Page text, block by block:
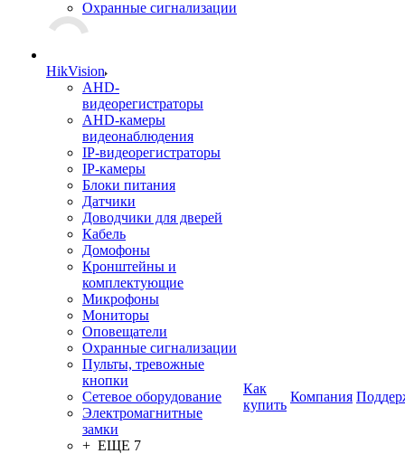
Охранные сигнализации
HikVision
AHD-
видеорегистраторы
AHD-камеры
видеонаблюдения
IP-видеорегистраторы
IP-камеры
Блоки питания
Датчики
Доводчики для дверей
Кабель
Домофоны
Кронштейны и
комплектующие
Микрофоны
Мониторы
Оповещатели
Охранные сигнализации
Пульты, тревожные
кнопки
Сетевое оборудование
Электромагнитные
замки
+ ЕЩЕ 7
Как
купить
Компания